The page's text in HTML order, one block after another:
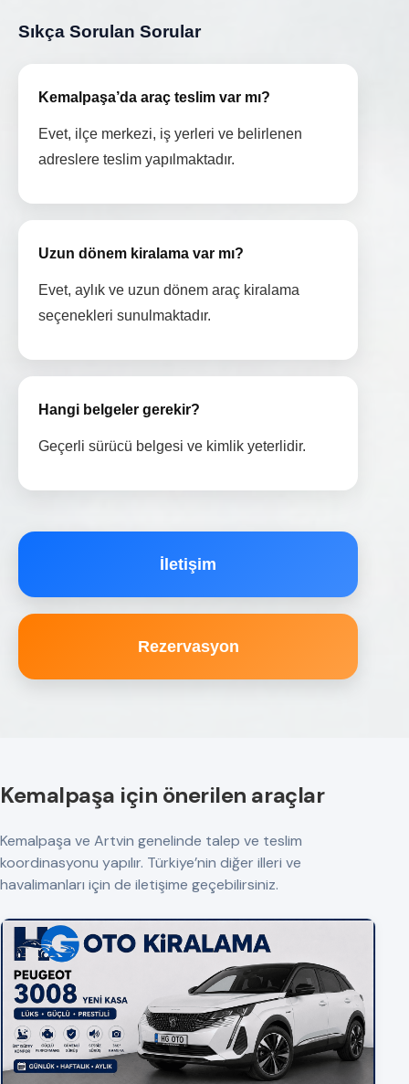
Sıkça Sorulan Sorular
Kemalpaşa’da araç teslim var mı?
Evet, ilçe merkezi, iş yerleri ve belirlenen
adreslere teslim yapılmaktadır.
Uzun dönem kiralama var mı?
Evet, aylık ve uzun dönem araç kiralama
seçenekleri sunulmaktadır.
Hangi belgeler gerekir?
Geçerli sürücü belgesi ve kimlik yeterlidir.
İletişim
Rezervasyon
Kemalpaşa için önerilen araçlar
Kemalpaşa ve Artvin genelinde talep ve teslim
koordinasyonu yapılır. Türkiye’nin diğer illeri ve
havalimanları için de iletişime geçebilirsiniz.